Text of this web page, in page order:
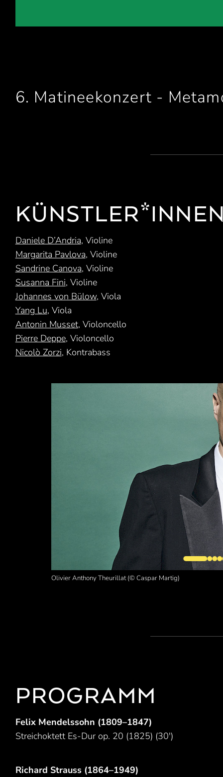
6. Matineekonzert -
KÜNSTLER*INNEN
Daniele D’Andria, Violine
Margarita Pavlova, Violine
Sandrine Canova, Violine
Susanna Fini, Violine
Johannes von Bülow, Viola
Yang Lu, Viola
Antonin Musset, Violoncello
Pierre Deppe, Violoncello
Nicolò Zorzi, Kontrabass
Olivier Anthony Theurillat (© Caspar Martig)
PROGRAMM
Felix Mendelssohn (1809–1847)
Streichoktett Es-Dur op. 20 (1825) (30′)
Richard Strauss (1864–1949)